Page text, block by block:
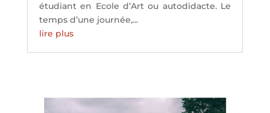
étudiant en Ecole d’Art ou autodidacte. Le
temps d’une journée,...
lire plus